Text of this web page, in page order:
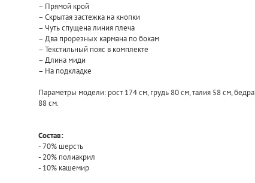
– Прямой крой
– Скрытая застежка на кнопки
– Чуть спущена линия плеча
– Два прорезных кармана по бокам
– Текстильный пояс в комплекте
– Длина миди
– На подкладке
Параметры модели: рост 174 см, грудь 80 см, талия 58 см, бедра
88 см.
Состав:
- 70% шерсть
- 20% полиакрил
- 10% кашемир